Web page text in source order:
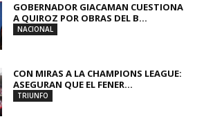
GOBERNADOR GIACAMAN CUESTIONA
A QUIROZ POR OBRAS DEL B...
NACIONAL
CON MIRAS A LA CHAMPIONS LEAGUE:
ASEGURAN QUE EL FENER...
TRIUNFO